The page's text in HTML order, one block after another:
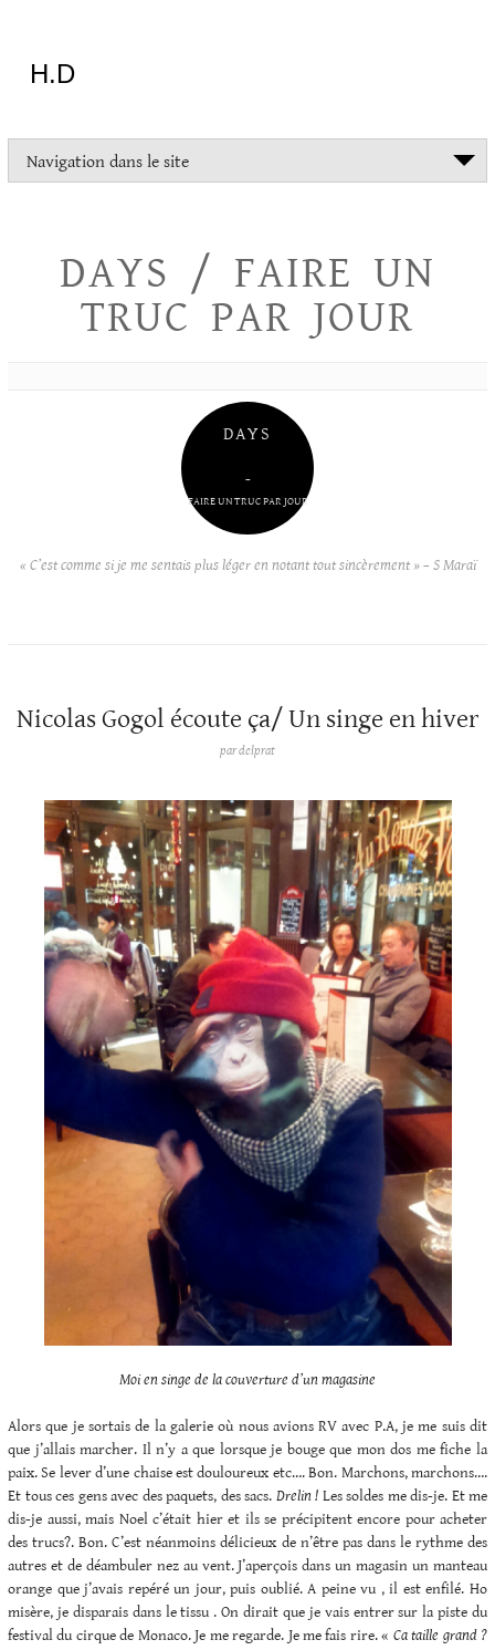
H.D
Navigation dans le site
DAYS / FAIRE UN
TRUC PAR JOUR
DAYS
–
FAIRE UN TRUC PAR JOUR
« C’est comme si je me sentais plus léger en notant tout sincèrement » – S Maraï
Nicolas Gogol écoute ça/ Un singe en hiver
pardelprat
Moi en singe de la couverture d’un magasine
Alors que je sortais de la galerie où nous avions RV avec P.A, je me suis dit
que j’allais marcher. Il n’y a que lorsque je bouge que mon dos me fiche la
paix. Se lever d’une chaise est douloureux etc…. Bon. Marchons, marchons….
Et tous ces gens avec des paquets, des sacs. Drelin ! Les soldes me dis-je. Et me
dis-je aussi, mais Noel c’était hier et ils se précipitent encore pour acheter
des trucs?. Bon. C’est néanmoins délicieux de n’être pas dans le rythme des
autres et de déambuler nez au vent. J’aperçois dans un magasin un manteau
orange que j’avais repéré un jour, puis oublié. A peine vu , il est enfilé. Ho
misère, je disparais dans le tissu . On dirait que je vais entrer sur la piste du
festival du cirque de Monaco. Je me regarde. Je me fais rire. « Ca taille grand ?